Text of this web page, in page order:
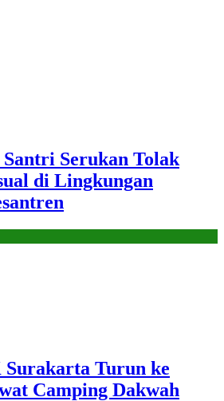
Santri Serukan Tolak
di Lingkungan
Turun ke
Camping Dakwah